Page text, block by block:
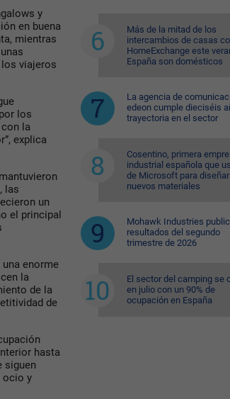
y
en buena
mientras
viajeros
los
la
explica
las
un
el principal
enorme
la
de la
de
hasta
siguen
ocio y
Más de la mitad de los
intercambios de casas
HomeExchange este
España son domésticos
La agencia de
edeon cumple dieciséis
trayectoria en el sector
Cosentino, primera
industrial española que
de Microsoft para diseñar
nuevos materiales
Mohawk Industries
resultados del segundo
trimestre de 2026
El sector del camping se
en julio con un 90% de
ocupación en España